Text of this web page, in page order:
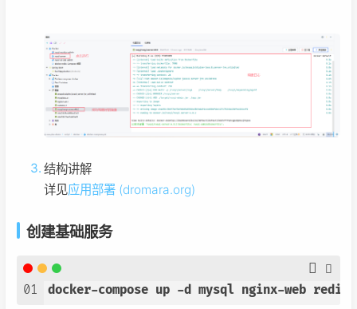
结构讲解
详见应用部署 (dromara.org)
创建基础服务
01 docker-compose up -d mysql nginx-web redis